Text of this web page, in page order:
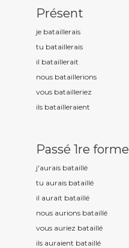
Présent
je bataillerais
tu bataillerais
il bataillerait
nous bataillerions
vous batailleriez
ils batailleraient
Passé 1re forme
j'aurais bataillé
tu aurais bataillé
il aurait bataillé
nous aurions bataillé
vous auriez bataillé
ils auraient bataillé